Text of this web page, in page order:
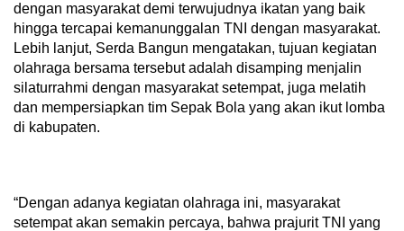
dengan masyarakat demi terwujudnya ikatan yang baik
hingga tercapai kemanunggalan TNI dengan masyarakat.
Lebih lanjut, Serda Bangun mengatakan, tujuan kegiatan
olahraga bersama tersebut adalah disamping menjalin
silaturrahmi dengan masyarakat setempat, juga melatih
dan mempersiapkan tim Sepak Bola yang akan ikut lomba
di kabupaten.
“Dengan adanya kegiatan olahraga ini, masyarakat
setempat akan semakin percaya, bahwa prajurit TNI yang